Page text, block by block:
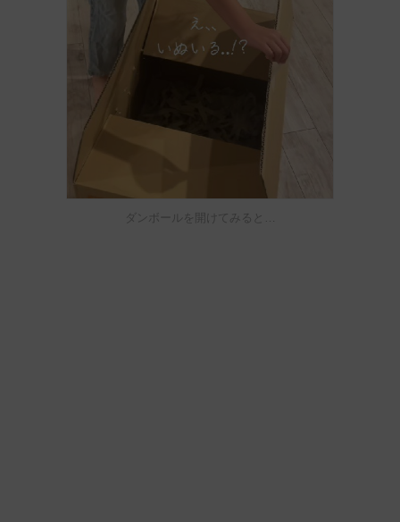
ダンボールを開けてみると…